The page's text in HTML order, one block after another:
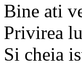
Bine ati
Privirea
Si cheia